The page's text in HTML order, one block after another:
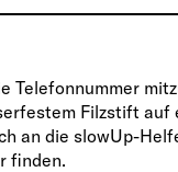
Telefonnummer
Filzstift
an die slowUp-
finden.